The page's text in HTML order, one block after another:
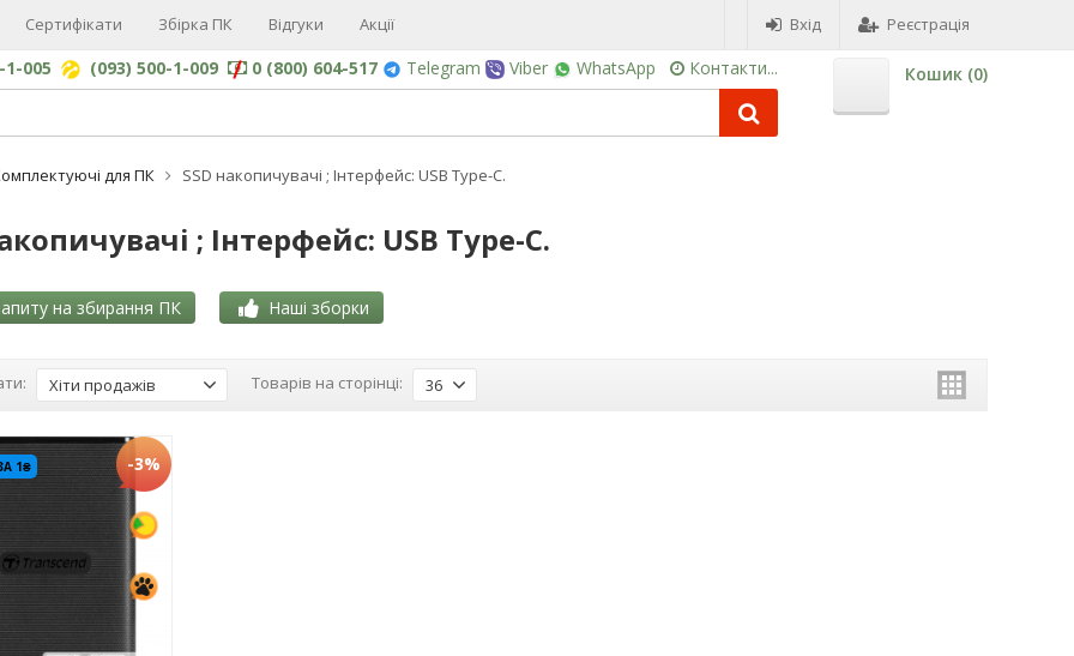
Сертифікати Збірка ПК Відгуки Акції Вхід Реєстрація
1-005 (093) 500-1-009 0 (800) 604-517 Telegram Viber WhatsApp Контакти... Кошик (0)
для ПК SSD накопичувачі ; Інтерфейс: USB Type-C.
; Інтерфейс: USB Type-C.
на збирання ПК Наші зборки
Хіти продажів Товарів на сторінці: 36
1₴ -3%